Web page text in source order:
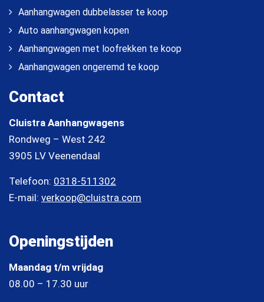
Aanhangwagen dubbelasser te koop
Auto aanhangwagen kopen
Aanhangwagen met loofrekken te koop
Aanhangwagen ongeremd te koop
Contact
Cluistra Aanhangwagens
Rondweg – West 242
3905 LV Veenendaal
Telefoon: 0318-511302
E-mail: verkoop@cluistra.com
Openingstijden
Maandag t/m vrijdag
08.00 – 17.30 uur